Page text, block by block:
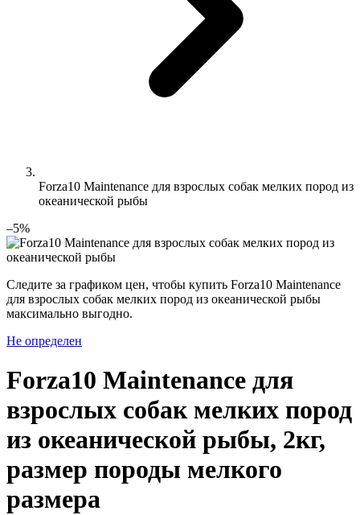
Forza10 Maintenance для взрослых собак мелких пород из
океанической рыбы
–5%
Следите за графиком цен, чтобы купить Forza10 Maintenance
для взрослых собак мелких пород из океанической рыбы
максимально выгодно.
Не определен
Forza10 Maintenance для
взрослых собак мелких пород
из океанической рыбы, 2кг,
размер породы мелкого
размера